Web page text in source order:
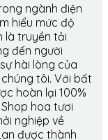
ngành điện
hiểu mức độ
là truyền tải
đến người
hài lòng của
tôi. Với bất
hoàn lại 100%
hoa tươi
nghiệp về
được thành